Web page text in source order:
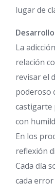
lugar de
Desarrollo
La
relación
revisar el
poderoso
castigarte
con
En los
reflexión
Cada día
cada